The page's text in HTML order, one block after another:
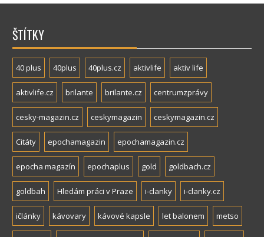
ŠTÍTKY
40 plus 40plus 40plus.cz aktivlife aktiv life
aktivlife.cz brilante brilante.cz centrumzprávy
cesky-magazin.cz ceskymagazin ceskymagazin.cz
Citáty epochamagazin epochamagazin.cz
epocha magazín epochaplus gold goldbach.cz
goldbah Hledám práci v Praze i-clanky i-clanky.cz
ičlánky kávovary kávové kapsle let balonem metso